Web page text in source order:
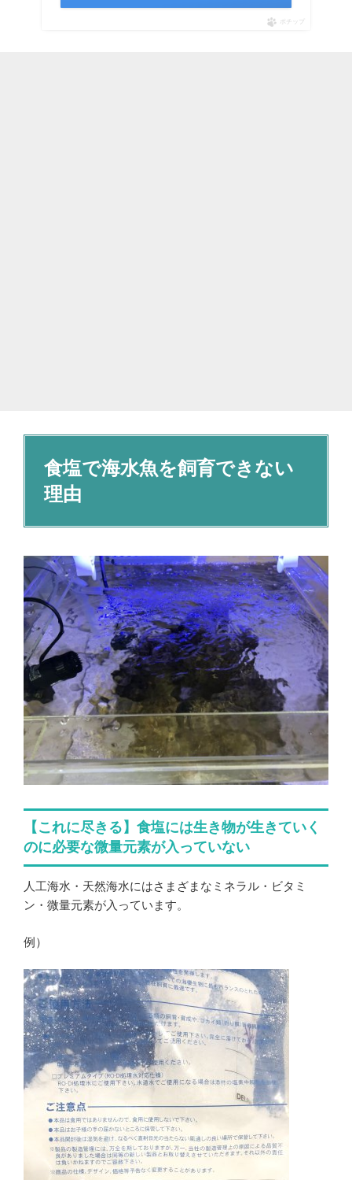
ポチップ
食塩で海水魚を飼育できない
理由
【これに尽きる】食塩には生き物が生きていく
のに必要な微量元素が入っていない
人工海水・天然海水にはさまざまなミネラル・ビタミ
ン・微量元素が入っています。
例）